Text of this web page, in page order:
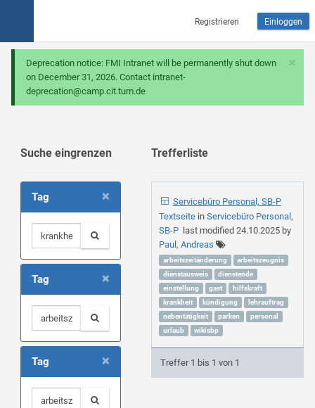
Registrieren Einloggen
×
Deprecation notice: FMI Intranet will be permanently shut down
on December 31, 2026. Contact intranet-
deprecation@camp.cit.tum.de
Suche eingrenzen
×
Tag
×
Tag
×
Tag
Trefferliste
Servicebüro Personal, SB-P
Textseite in Servicebüro Personal,
SB-Plast modified 24.10.2025by
Paul, Andreas
arbeitszeitänderung
arbeitszeugnis
dienstausweis
dienstende
einstellung
gast
hilfskraft
krankheit
kündigung
lehrauftrag
nebentätigkeit
parken
personal
urlaub
wikisbp
Treffer 1 bis 1 von 1